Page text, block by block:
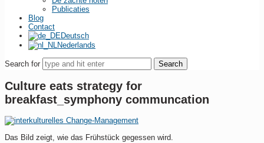
Publicaties
Blog
Contact
Deutsch
Nederlands
Search for
Culture eats strategy for
breakfast_symphony communcation
Das Bild zeigt, wie das Frühstück gegessen wird.